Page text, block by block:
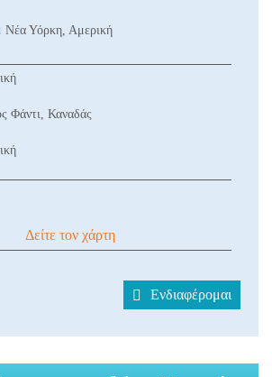
Νέα Υόρκη, Αμερική
Φάντι, Καναδάς
Δείτε τον χάρτη
Ενδιαφέρομαι